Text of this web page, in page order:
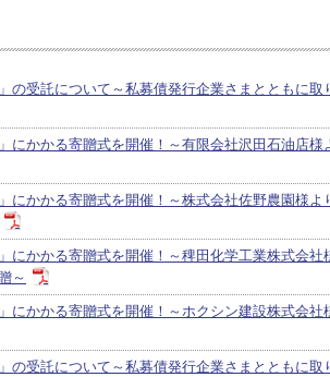
の受託について～私募債発行企業さまとともに取
にかかる寄贈式を開催！～有限会社沢田石油店様
にかかる寄贈式を開催！～株式会社佐野農園様よ
にかかる寄贈式を開催！～稗田化学工業株式会社
～
にかかる寄贈式を開催！～ホクシン建設株式会
の受託について～私募債発行企業さまとともに取